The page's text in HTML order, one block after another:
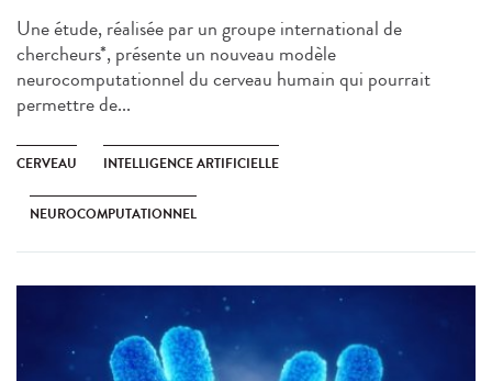
Une étude, réalisée par un groupe international de
chercheurs*, présente un nouveau modèle
neurocomputationnel du cerveau humain qui pourrait
permettre de...
CERVEAU INTELLIGENCE ARTIFICIELLE
NEUROCOMPUTATIONNEL